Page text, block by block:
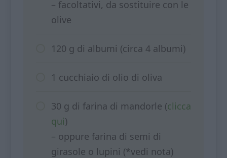
– facoltativi, da sostituire con le
olive
120 g di albumi (circa 4 albumi)
1 cucchiaio di olio di oliva
30 g di farina di mandorle (clicca
qui)
– oppure farina di semi di
girasole o lupini (*vedi nota)